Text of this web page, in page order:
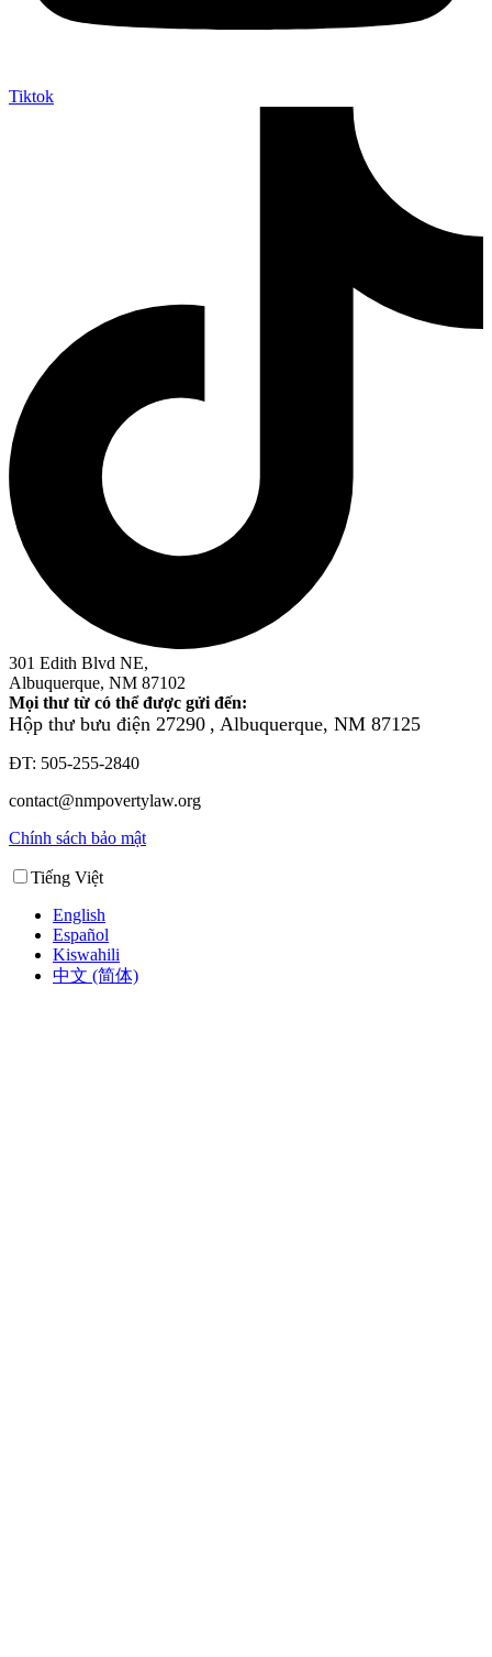
Tiktok
301 Edith Blvd NE,
Albuquerque, NM 87102
Mọi thư từ có thể được gửi đến:
Hộp thư bưu điện 27290 , Albuquerque, NM 87125
ĐT: 505-255-2840
contact@nmpovertylaw.org
Chính sách bảo mật
Tiếng Việt
English
Español
Kiswahili
中文 (简体)